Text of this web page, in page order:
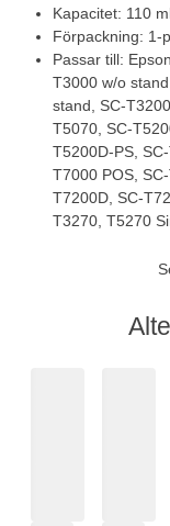
Kapacitet: 110
Förpackning: 1-
Passar till:
T3000 w/o
stand, SC-
T5070, SC-
T5200D-PS,
T7000 POS,
T7200D, SC-
T3270, T5270